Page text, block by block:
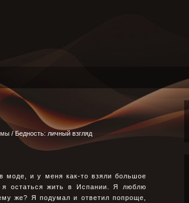
/ Бедность: личный взгляд
моде, и у меня как-то взяли большое
остаться жить в Испании. Я люблю
же? Я подумал и ответил попроще,